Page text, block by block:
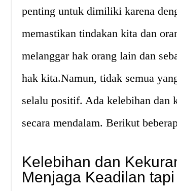
penting untuk dimiliki karena
memastikan tindakan kita dan
melanggar hak orang lain dan
hak kita.Namun, tidak semua
selalu positif. Ada kelebihan dan
secara mendalam. Berikut
Kelebihan dan
Menjaga Keadilan